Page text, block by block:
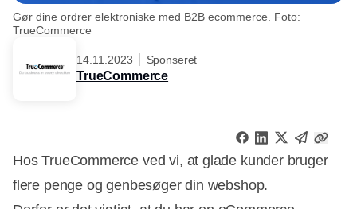
Gør dine ordrer elektroniske med B2B ecommerce. Foto:
TrueCommerce
14.11.2023 Sponseret
TrueCommerce
Hos TrueCommerce ved vi, at glade kunder bruger
flere penge og genbesøger din webshop.